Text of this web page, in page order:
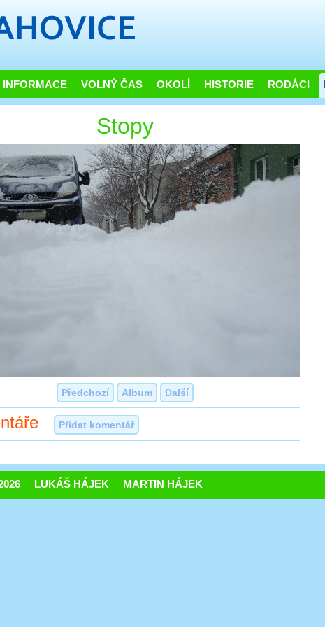
INFORMACE VOLNÝ ČAS OKOLÍ HISTORIE RODÁCI
Stopy
Předchozí Album Další
Přidat komentář
LUKÁŠ HÁJEK MARTIN HÁJEK